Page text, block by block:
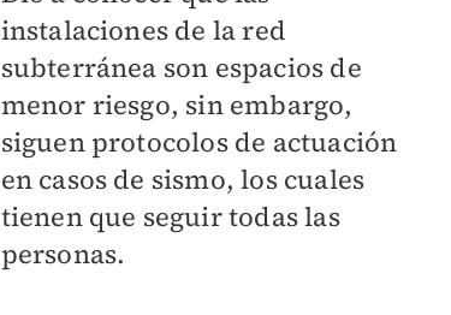
instalaciones de la red
subterránea son espacios de
menor riesgo, sin embargo,
siguen protocolos de actuación
en casos de sismo, los cuales
tienen que seguir todas las
personas.